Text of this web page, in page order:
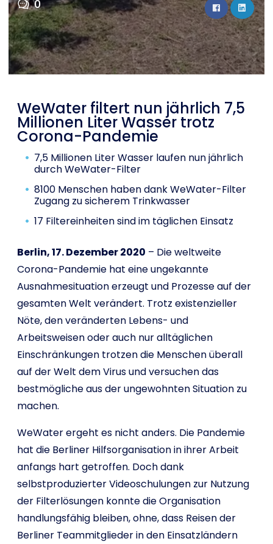
Shop
English
0
WeWater filtert nun jährlich 7,5
Millionen Liter Wasser trotz
Corona-Pandemie
7,5 Millionen Liter Wasser laufen nun jährlich
durch WeWater-Filter
8100 Menschen haben dank WeWater-Filter
Zugang zu sicherem Trinkwasser
17 Filtereinheiten sind im täglichen Einsatz
Berlin, 17. Dezember 2020 – Die weltweite
Corona-Pandemie hat eine ungekannte
Ausnahmesituation erzeugt und Prozesse auf der
gesamten Welt verändert. Trotz existenzieller
Nöte, den veränderten Lebens- und
Arbeitsweisen oder auch nur alltäglichen
Einschränkungen trotzen die Menschen überall
auf der Welt dem Virus und versuchen das
bestmögliche aus der ungewohnten Situation zu
machen.
WeWater ergeht es nicht anders. Die Pandemie
hat die Berliner Hilfsorganisation in ihrer Arbeit
anfangs hart getroffen. Doch dank
selbstproduzierter Videoschulungen zur Nutzung
der Filterlösungen konnte die Organisation
handlungsfähig bleiben, ohne, dass Reisen der
Berliner Teammitglieder in den Einsatzländern